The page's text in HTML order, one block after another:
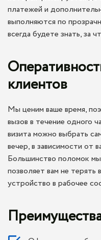
платежей и
выполняются по
всегда будете знать, за
клиентов
Мы ценим ваше время,
вызов в течение одного
визита можно выбрать
вечер, в зависимости от
Большинство поломок
позволяет вам не терять
устройство в рабочее